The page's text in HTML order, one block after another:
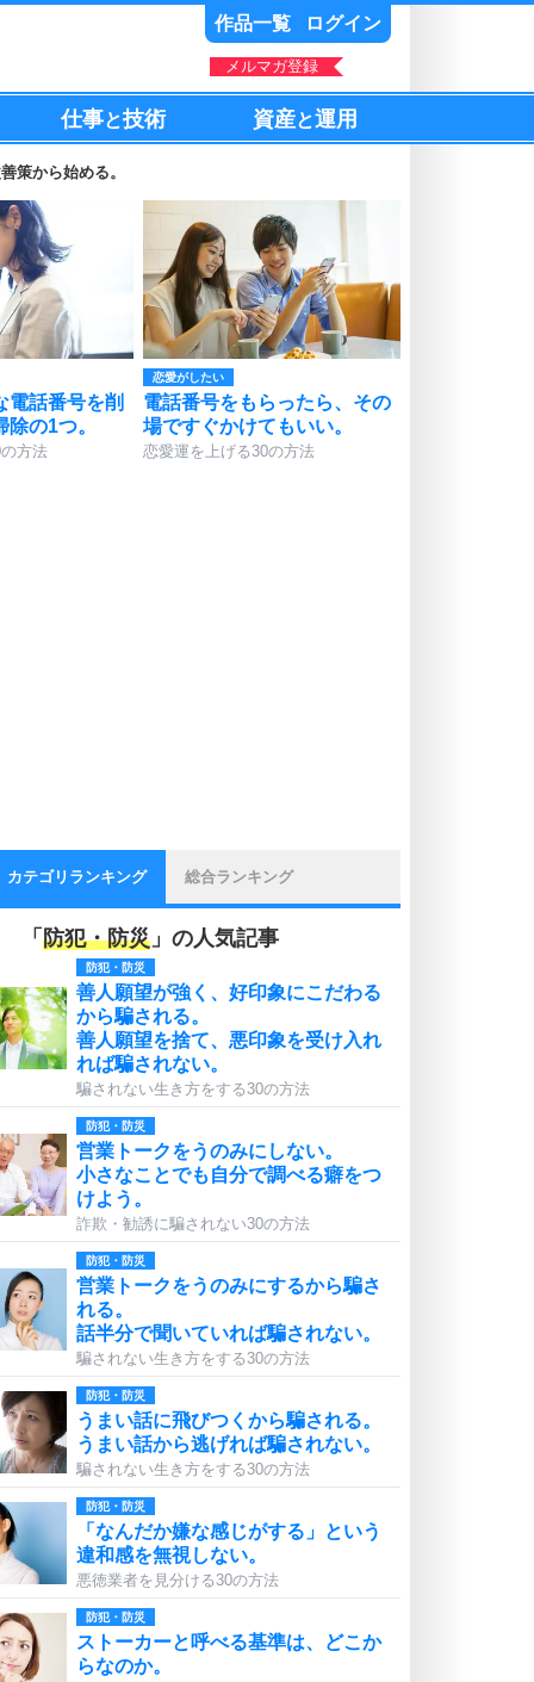
作品一覧 ログイン
メルマガ登録
仕事と技術 資産と運用
策から始める。
電話番号を削
の1つ。
方法
恋愛がしたい
電話番号をもらったら、その
場ですぐかけてもいい。
恋愛運を上げる30の方法
カテゴリランキング 総合ランキング
「 防犯・防災 」の人気記事
防犯・防災
善人願望が強く、好印象にこだわる
から騙される。
善人願望を捨て、悪印象を受け入れ
れば騙されない。
騙されない生き方をする30の方法
防犯・防災
営業トークをうのみにしない。
小さなことでも自分で調べる癖をつ
けよう。
詐欺・勧誘に騙されない30の方法
防犯・防災
営業トークをうのみにするから騙さ
れる。
話半分で聞いていれば騙されない。
騙されない生き方をする30の方法
防犯・防災
うまい話に飛びつくから騙される。
うまい話から逃げれば騙されない。
騙されない生き方をする30の方法
防犯・防災
「なんだか嫌な感じがする」という
違和感を無視しない。
悪徳業者を見分ける30の方法
防犯・防災
ストーカーと呼べる基準は、どこか
らなのか。